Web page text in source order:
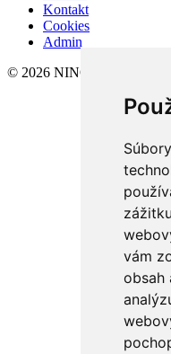
vám
obsah
Kontakt
Cookies
Admin
© 2026 NINO-REAL, s.r.o.